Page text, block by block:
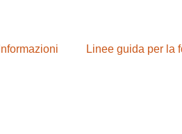
Informazioni Linee guida per la